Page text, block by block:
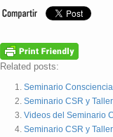
Related posts:
Seminario
Seminario CSR y
Videos del Seminario
Seminario CSR y